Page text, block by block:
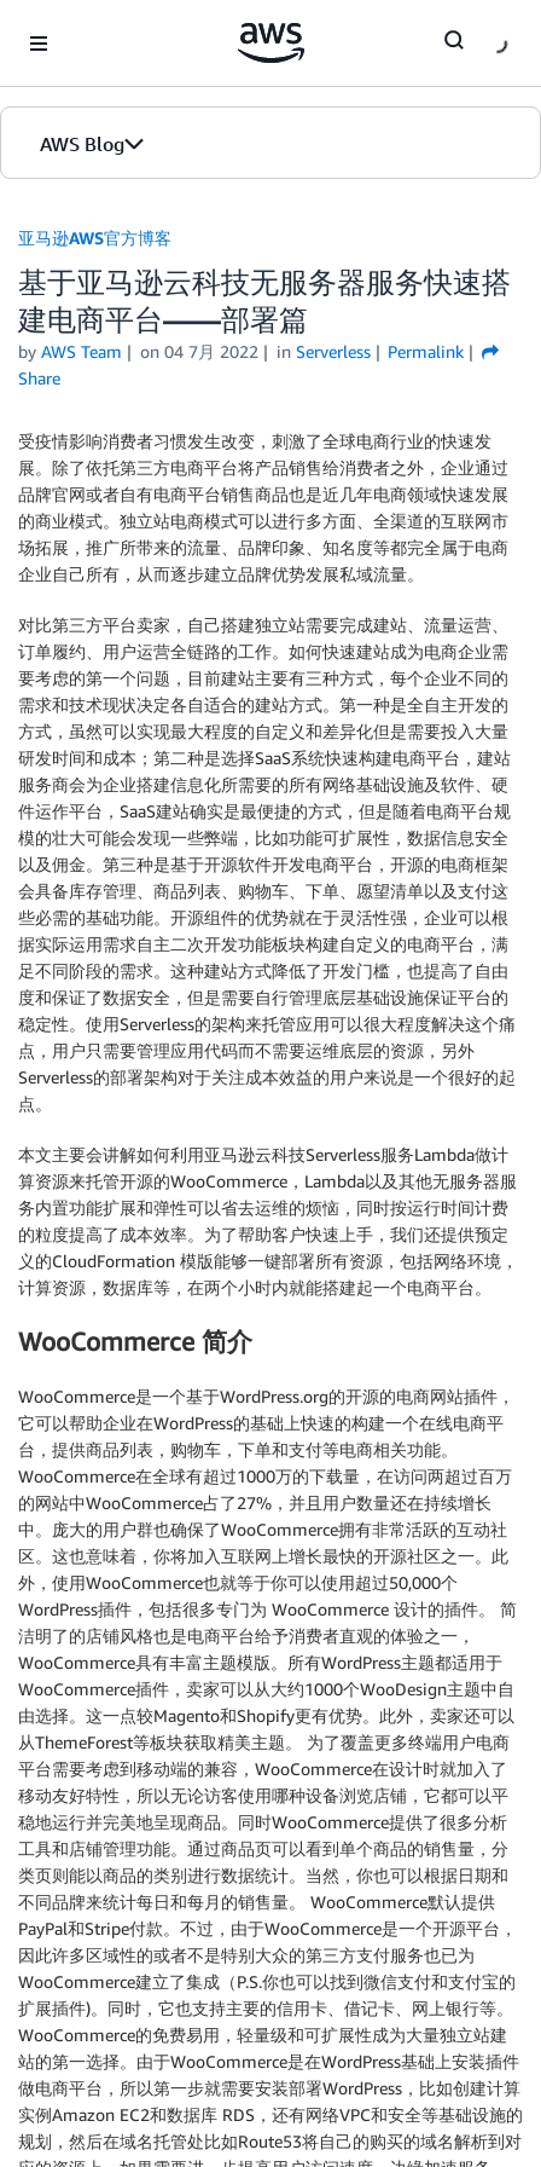
AWS Blog
首页
版本
亚马逊AWS官方博客
基于亚马逊云科技无服务器服务快速搭
建电商平台——部署篇
by AWS Team on 04 7月 2022 in Serverless
Permalink
Share
受疫情影响消费者习惯发生改变，刺激了全球电商行业的快速发
展。除了依托第三方电商平台将产品销售给消费者之外，企业通过
品牌官网或者自有电商平台销售商品也是近几年电商领域快速发展
的商业模式。独立站电商模式可以进行多方面、全渠道的互联网市
场拓展，推广所带来的流量、品牌印象、知名度等都完全属于电商
企业自己所有，从而逐步建立品牌优势发展私域流量。
对比第三方平台卖家，自己搭建独立站需要完成建站、流量运营、
订单履约、用户运营全链路的工作。如何快速建站成为电商企业需
要考虑的第一个问题，目前建站主要有三种方式，每个企业不同的
需求和技术现状决定各自适合的建站方式。第一种是全自主开发的
方式，虽然可以实现最大程度的自定义和差异化但是需要投入大量
研发时间和成本；第二种是选择SaaS系统快速构建电商平台，建站
服务商会为企业搭建信息化所需要的所有网络基础设施及软件、硬
件运作平台，SaaS建站确实是最便捷的方式，但是随着电商平台规
模的壮大可能会发现一些弊端，比如功能可扩展性，数据信息安全
以及佣金。第三种是基于开源软件开发电商平台，开源的电商框架
会具备库存管理、商品列表、购物车、下单、愿望清单以及支付这
些必需的基础功能。开源组件的优势就在于灵活性强，企业可以根
据实际运用需求自主二次开发功能板块构建自定义的电商平台，满
足不同阶段的需求。这种建站方式降低了开发门槛，也提高了自由
度和保证了数据安全，但是需要自行管理底层基础设施保证平台的
稳定性。使用Serverless的架构来托管应用可以很大程度解决这个痛
点，用户只需要管理应用代码而不需要运维底层的资源，另外
Serverless的部署架构对于关注成本效益的用户来说是一个很好的起
点。
本文主要会讲解如何利用亚马逊云科技Serverless服务Lambda做计
算资源来托管开源的WooCommerce，Lambda以及其他无服务器服
务内置功能扩展和弹性可以省去运维的烦恼，同时按运行时间计费
的粒度提高了成本效率。为了帮助客户快速上手，我们还提供预定
义的CloudFormation 模版能够一键部署所有资源，包括网络环境，
计算资源，数据库等，在两个小时内就能搭建起一个电商平台。
WooCommerce 简介
WooCommerce是一个基于WordPress.org的开源的电商网站插件，
它可以帮助企业在WordPress的基础上快速的构建一个在线电商平
台，提供商品列表，购物车，下单和支付等电商相关功能。
WooCommerce在全球有超过1000万的下载量，在访问两超过百万
的网站中WooCommerce占了27%，并且用户数量还在持续增长
中。庞大的用户群也确保了WooCommerce拥有非常活跃的互动社
区。这也意味着，你将加入互联网上增长最快的开源社区之一。此
外，使用WooCommerce也就等于你可以使用超过50,000个
WordPress插件，包括很多专门为 WooCommerce 设计的插件。 简
洁明了的店铺风格也是电商平台给予消费者直观的体验之一，
WooCommerce具有丰富主题模版。所有WordPress主题都适用于
WooCommerce插件，卖家可以从大约1000个WooDesign主题中自
由选择。这一点较Magento和Shopify更有优势。此外，卖家还可以
从ThemeForest等板块获取精美主题。 为了覆盖更多终端用户电商
平台需要考虑到移动端的兼容，WooCommerce在设计时就加入了
移动友好特性，所以无论访客使用哪种设备浏览店铺，它都可以平
稳地运行并完美地呈现商品。同时WooCommerce提供了很多分析
工具和店铺管理功能。通过商品页可以看到单个商品的销售量，分
类页则能以商品的类别进行数据统计。当然，你也可以根据日期和
不同品牌来统计每日和每月的销售量。 WooCommerce默认提供
PayPal和Stripe付款。不过，由于WooCommerce是一个开源平台，
因此许多区域性的或者不是特别大众的第三方支付服务也已为
WooCommerce建立了集成（P.S.你也可以找到微信支付和支付宝的
扩展插件)。同时，它也支持主要的信用卡、借记卡、网上银行等。
WooCommerce的免费易用，轻量级和可扩展性成为大量独立站建
站的第一选择。由于WooCommerce是在WordPress基础上安装插件
做电商平台，所以第一步就需要安装部署WordPress，比如创建计算
实例Amazon EC2和数据库 RDS，还有网络VPC和安全等基础设施的
规划，然后在域名托管处比如Route53将自己的购买的域名解析到对